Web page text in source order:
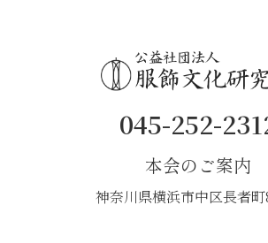
045-252-
本会のご案内
神奈川県横浜市中区長者